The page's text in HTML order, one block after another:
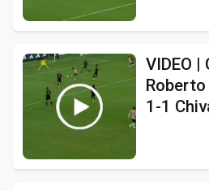
VIDEO |
1-1